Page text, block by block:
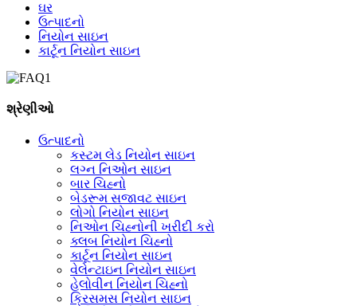
ઘર
ઉત્પાદનો
નિયોન સાઇન
કાર્ટૂન નિયોન સાઇન
શ્રેણીઓ
ઉત્પાદનો
કસ્ટમ લેડ નિયોન સાઇન
લગ્ન નિઓન સાઇન
બાર ચિહ્નો
બેડરૂમ સજાવટ સાઇન
લોગો નિયોન સાઇન
નિઓન ચિહ્નોની ખરીદી કરો
ક્લબ નિયોન ચિહ્નો
કાર્ટૂન નિયોન સાઇન
વેલેન્ટાઇન નિયોન સાઇન
હેલોવીન નિયોન ચિહ્નો
ક્રિસમસ નિયોન સાઇન